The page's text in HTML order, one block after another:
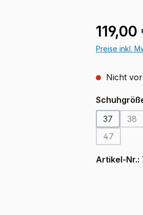
119,00
Preise inkl.
Nicht
37
38
47
(Diese
Artikel-Nr.: